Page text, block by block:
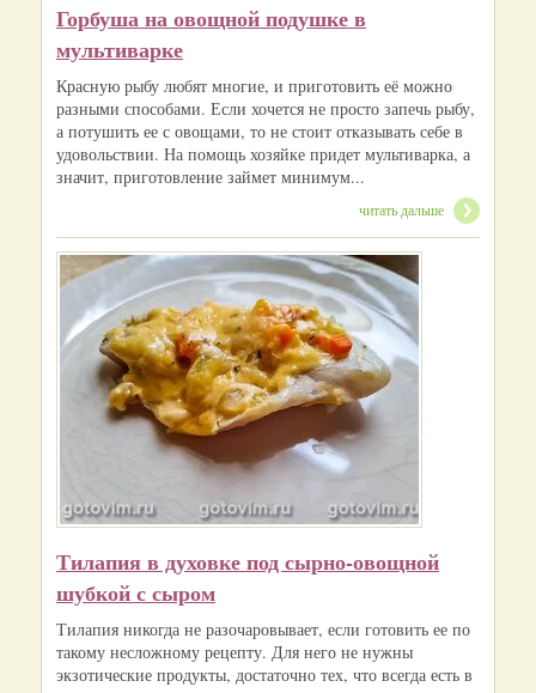
Горбуша на овощной подушке в
мультиварке
Красную рыбу любят многие, и приготовить её можно
разными способами. Если хочется не просто запечь рыбу,
а потушить ее с овощами, то не стоит отказывать себе в
удовольствии. На помощь хозяйке придет мультиварка, а
значит, приготовление займет минимум...
читать дальше
Тилапия в духовке под сырно-овощной
шубкой с сыром
Тилапия никогда не разочаровывает, если готовить ее по
такому несложному рецепту. Для него не нужны
экзотические продукты, достаточно тех, что всегда есть в